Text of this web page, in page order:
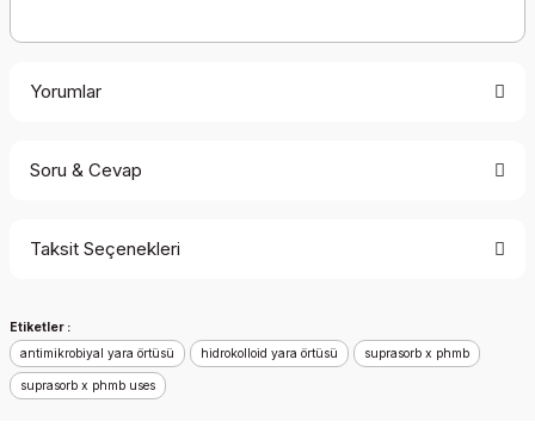
Yorumlar
Soru & Cevap
Soru Sor
Taksit Seçenekleri
Etiketler :
antimikrobiyal yara örtüsü
hidrokolloid yara örtüsü suprasorb x phmb
suprasorb x phmb uses